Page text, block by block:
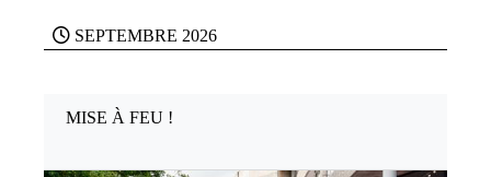
SEPTEMBRE 2026
MISE À FEU !